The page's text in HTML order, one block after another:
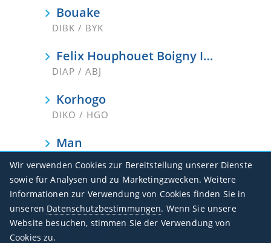
Bouake
DIBK / BYK
Felix Houphouet Boigny Intl
DIAP / ABJ
Korhogo
DIKO / HGO
Man
Odienne
DIOD
San Pedro
Wir verwenden Cookies zur Bereitstellung unserer Dienste
sowie für Analysen und zu Marketingzwecken. Weitere
Informationen zur Verwendung von Cookies finden Sie in
unseren Datenschutzbestimmungen. Wenn Sie unsere
Website besuchen, stimmen Sie der Verwendung von
Cookies zu.